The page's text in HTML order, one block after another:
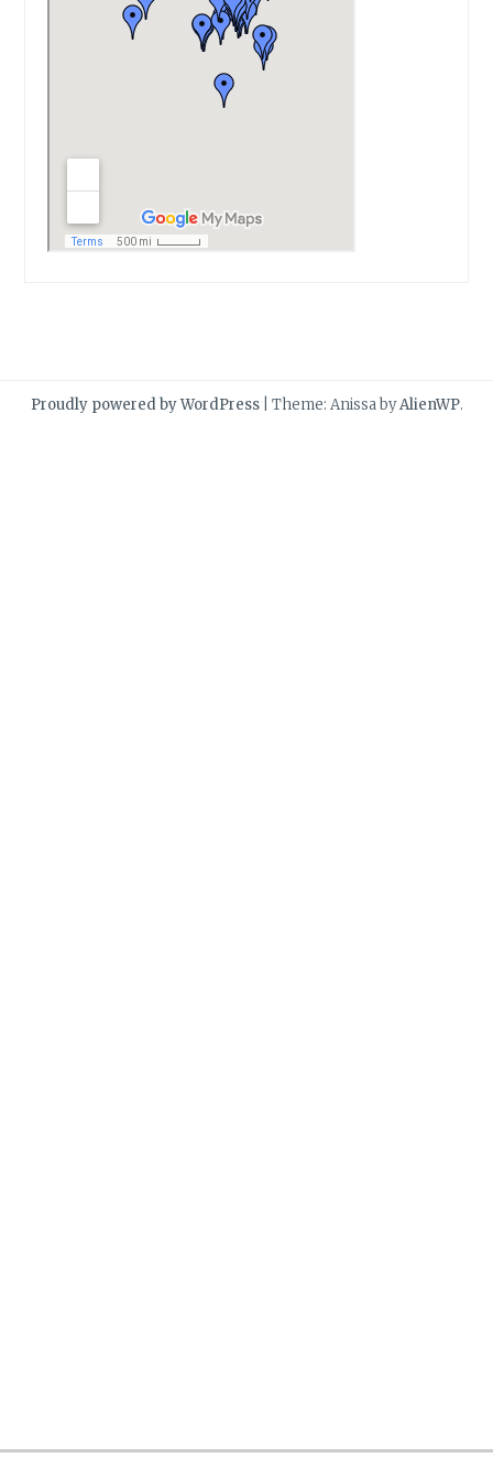
Proudly powered by WordPress Theme: Anissa byAlienWP.